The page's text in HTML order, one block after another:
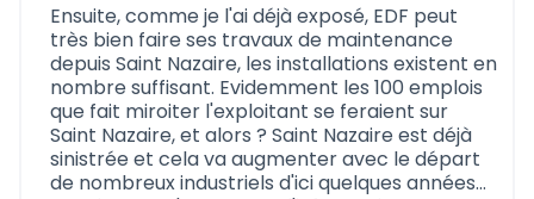
Ensuite, comme je l'ai déjà exposé, EDF peut
très bien faire ses travaux de maintenance
depuis Saint Nazaire, les installations existent en
nombre suffisant. Evidemment les 100 emplois
que fait miroiter l'exploitant se feraient sur
Saint Nazaire, et alors ? Saint Nazaire est déjà
sinistrée et cela va augmenter avec le départ
de nombreux industriels d'ici quelques années...